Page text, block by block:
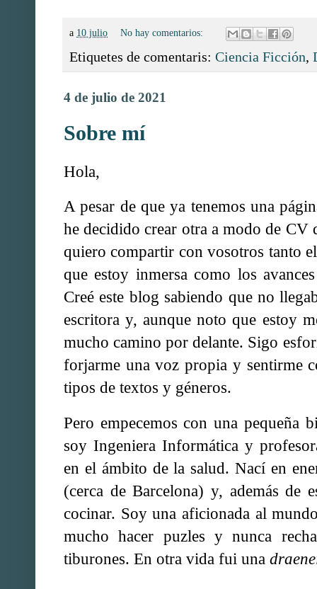
a 10 julio No hay comentarios:
Etiquetes de comentaris: Ciencia Ficción,
4 de julio de 2021
Sobre mí
Hola,
A pesar de que ya tenemos una
he decidido crear otra a modo de CV
quiero compartir con vosotros tanto
que estoy inmersa como los
Creé este blog sabiendo que no
escritora y, aunque noto que estoy
mucho camino por delante. Sigo
forjarme una voz propia y sentirme
tipos de textos y géneros.
Pero empecemos con una pequeña
soy Ingeniera Informática y
en el ámbito de la salud. Nací en
(cerca de Barcelona) y, además de
cocinar. Soy una aficionada al
mucho hacer puzles y nunca
tiburones. En otra vida fui una